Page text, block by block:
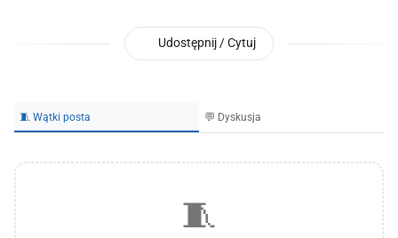
Udostępnij / Cytuj
🧵 Wątki posta 💬 Dyskusja
🧵